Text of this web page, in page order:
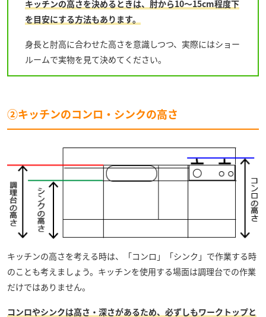
キッチンの高さを決めるときは、肘から10〜15cm程度下
を目安にする方法もあります。
身長と肘高に合わせた高さを意識しつつ、実際にはショー
ルームで実物を見て決めてください。
②キッチンのコンロ・シンクの高さ
キッチンの高さを考える時は、「コンロ」「シンク」で作業する時
のことも考えましょう。キッチンを使用する場面は調理台での作業
だけではありません。
コンロやシンクは高さ・深さがあるため、必ずしもワークトップと